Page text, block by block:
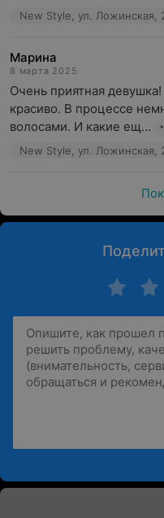
New Style, ул. Ложинская,
Марина
8 марта 2025
Очень приятная
красиво. В процессе
волосами. И какие ещ...
New Style, ул. Ложинская,